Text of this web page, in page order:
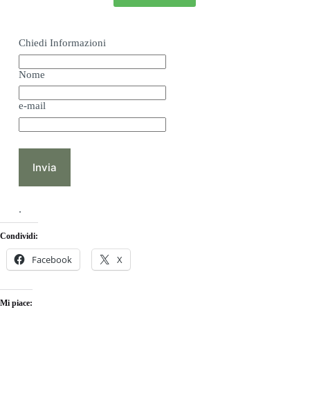
Chiedi Informazioni
Nome
e-mail
Invia
.
Condividi:
Facebook X
Mi piace: